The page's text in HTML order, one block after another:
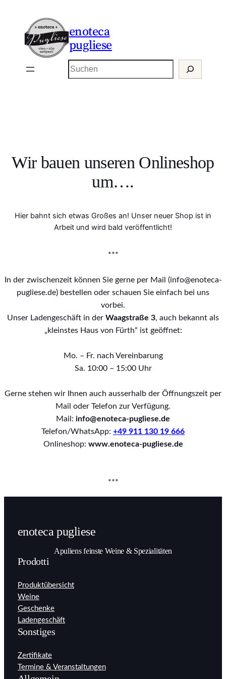
enoteca
pugliese
Suchen
Wir bauen unseren Onlineshop
um….
Hier bahnt sich etwas Großes an! Unser neuer Shop ist in
Arbeit und wird bald veröffentlicht!
***
In der zwischenzeit können Sie gerne per Mail (info@enoteca-
pugliese.de) bestellen oder schauen Sie einfach bei uns
vorbei.
Unser Ladengeschäft in der Waagstraße 3, auch bekannt als
„kleinstes Haus von Fürth“ ist geöffnet:
Mo. – Fr. nach Vereinbarung
Sa. 10:00 – 15:00 Uhr
Gerne stehen wir Ihnen auch ausserhalb der Öffnungszeit per
Mail oder Telefon zur Verfügung.
Mail: info@enoteca-pugliese.de
Telefon/WhatsApp: +49 911 130 19 666
Onlineshop: www.enoteca-pugliese.de
***
enoteca pugliese
Apuliens feinste Weine & Spezialitäten
Prodotti
Produktübersicht
Weine
Geschenke
Ladengeschäft
Sonstiges
Zertifikate
Termine & Veranstaltungen